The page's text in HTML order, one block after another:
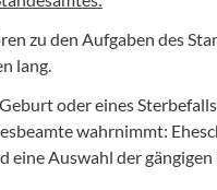
zu den Aufgaben des
lang.
oder eines
wahrnimmt:
eine Auswahl der